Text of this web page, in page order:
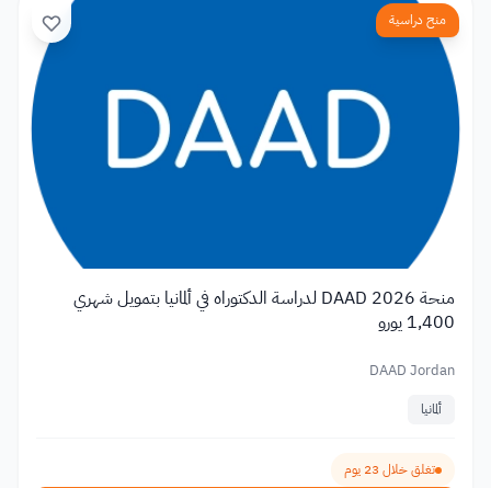
منح دراسية
منحة DAAD 2026 لدراسة الدكتوراه في ألمانيا بتمويل شهري
1,400 يورو
DAAD Jordan
ألمانيا
تغلق خلال 23 يوم